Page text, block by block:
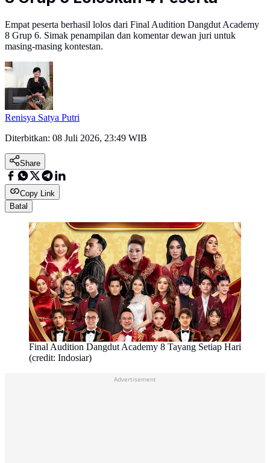
Empat peserta berhasil lolos dari Final Audition Dangdut Academy
8 Grup 6. Simak penampilan dan komentar dewan juri untuk
masing-masing kontestan.
Renisya Satya Putri
Diterbitkan: 08 Juli 2026, 23:49 WIB
Share
Copy Link
Batal
Final Audition Dangdut Academy 8 Tayang Setiap Hari
(credit: Indosiar)
Advertisement